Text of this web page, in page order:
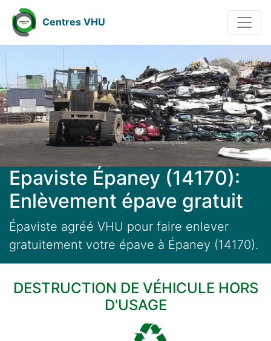
Centres VHU
Epaviste Épaney (14170):
Enlèvement épave gratuit
Épaviste agréé VHU pour faire enlever
gratuitement votre épave à Épaney (14170).
DESTRUCTION DE VÉHICULE HORS
D'USAGE